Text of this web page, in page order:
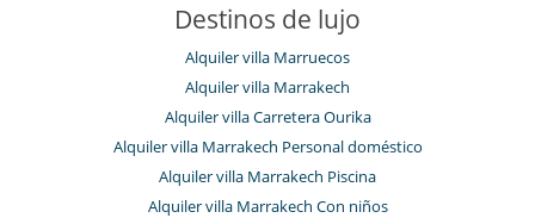
Destinos de lujo
Alquiler villa Marruecos
Alquiler villa Marrakech
Alquiler villa Carretera Ourika
Alquiler villa Marrakech Personal doméstico
Alquiler villa Marrakech Piscina
Alquiler villa Marrakech Con niños